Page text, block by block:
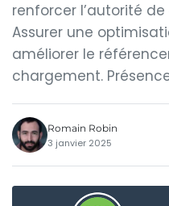
renforcer l’autorité
Assurer une
améliorer le
chargement.
Romain Robin
3 janvier 2025